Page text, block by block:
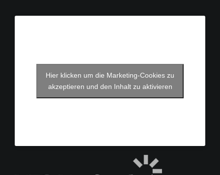
Hier klicken um die Marketing-Cookies zu
akzeptieren und den Inhalt zu aktivieren